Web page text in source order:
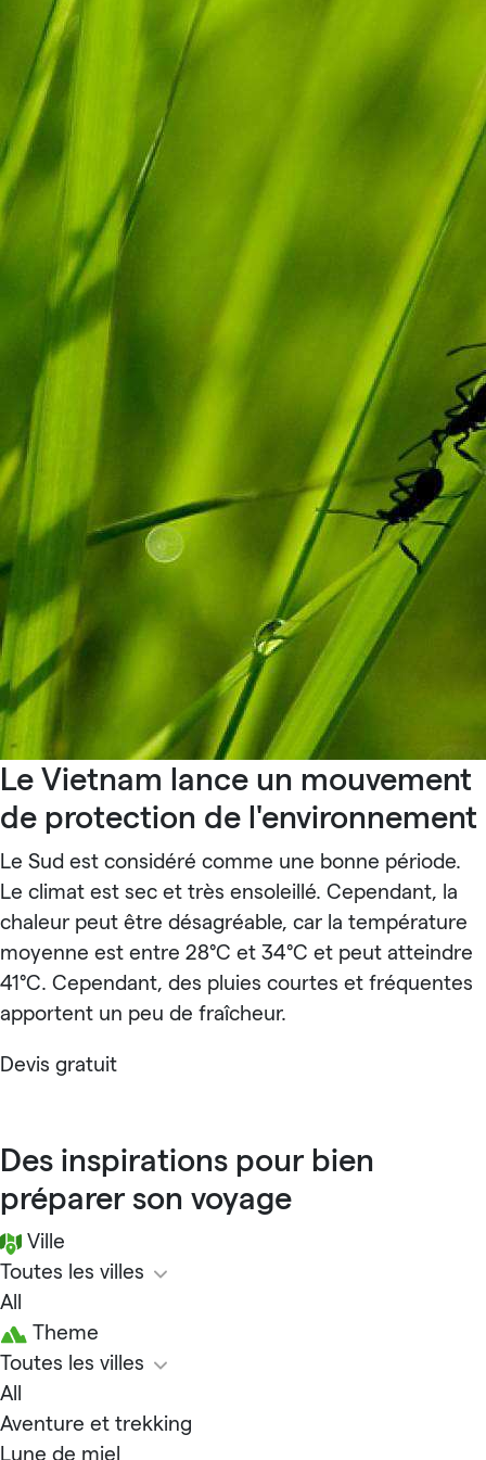
Le Vietnam lance un mouvement
de protection de l'environnement
Le Sud est considéré comme une bonne période.
Le climat est sec et très ensoleillé. Cependant, la
chaleur peut être désagréable, car la température
moyenne est entre 28°C et 34°C et peut atteindre
41°C. Cependant, des pluies courtes et fréquentes
apportent un peu de fraîcheur.
Devis gratuit
Des inspirations pour bien
préparer son voyage
Ville
Toutes les villes
All
Theme
Toutes les villes
All
Aventure et trekking
Lune de miel